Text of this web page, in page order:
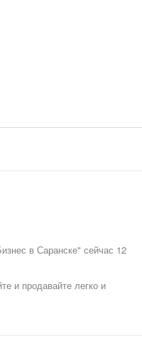
в Саранске" сейчас 12
и продавайте легко и